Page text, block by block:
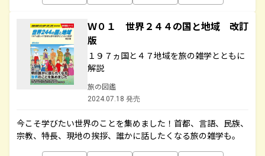
Ｗ０１ 世界２４４の国と地域 改訂
版
１９７ヵ国と４７地域を旅の雑学とともに
解説
旅の図鑑
2024.07.18 発売
今こそ学びたい世界のことを集めました！首都、言語、民族、
宗教、特長、現地の挨拶、誰かに話したくなる旅の雑学も。